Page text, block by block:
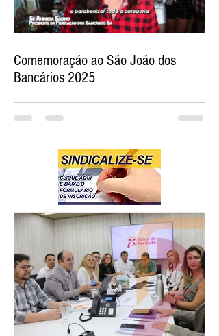
Comemoração ao São João dos
Bancários 2025